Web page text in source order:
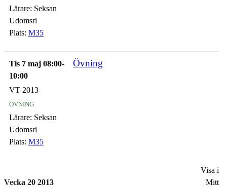
Lärare: Seksan
Udomsri
Plats: M35
Tis 7 maj 08:00-
10:00
Övning
VT 2013
övning
Lärare: Seksan
Udomsri
Plats: M35
Vecka 20 2013
Visa i
Mitt